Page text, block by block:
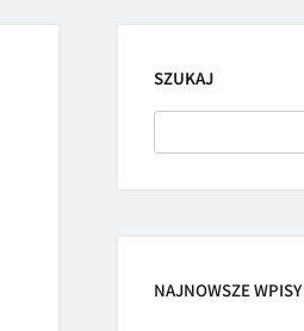
SZUKAJ
NAJNOWSZE WPISY